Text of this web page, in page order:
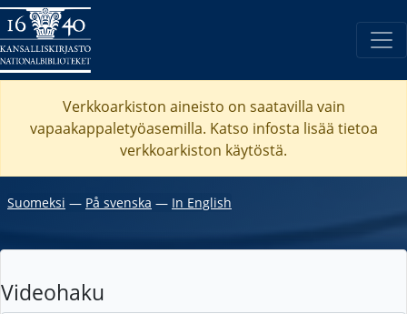
Verkkoarkiston aineisto on saatavilla vain
vapaakappaletyöasemilla. Katso infosta lisää tietoa
verkkoarkiston käytöstä.
Suomeksi ― På svenska ― In English
Videohaku